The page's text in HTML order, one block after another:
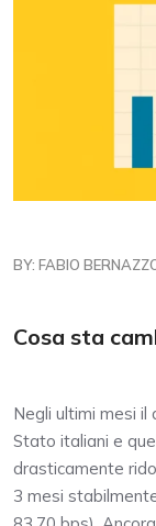
BY: FABIO
Cosa sta
Negli ultimi mesi
Stato italiani e
drasticamente
3 mesi